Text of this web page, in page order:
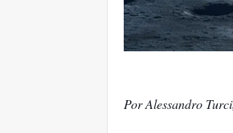
Por Alessandro